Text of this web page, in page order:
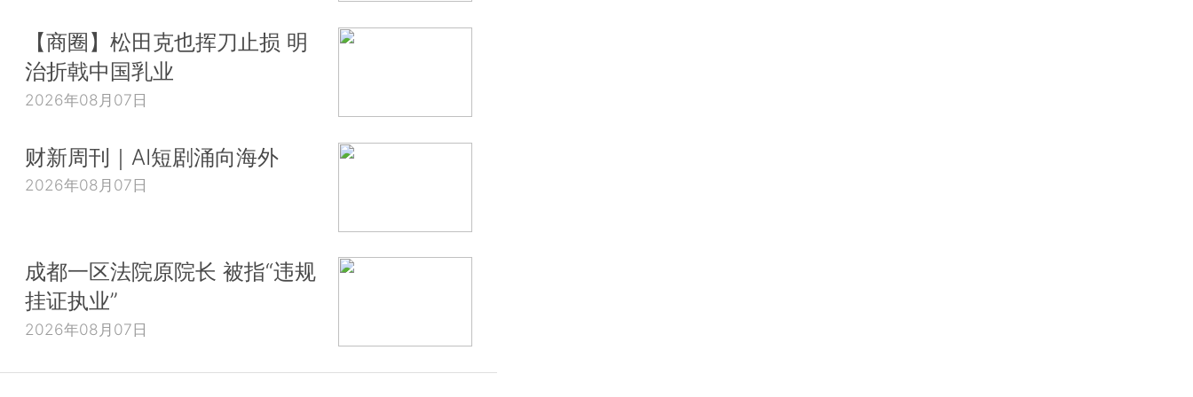
【商圈】松田克也挥刀止损 明
治折戟中国乳业
2026年08月07日
财新周刊｜AI短剧涌向海外
2026年08月07日
成都一区法院原院长 被指“违规
挂证执业”
2026年08月07日